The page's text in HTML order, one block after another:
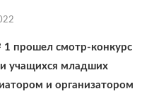
прошел смотр-конкурс
учащихся младших
и организатором